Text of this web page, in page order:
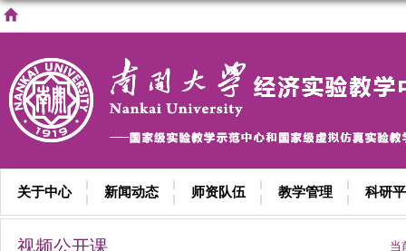
关于中心 新闻动态 师资队伍 教学管理 科研
视频公开课 当